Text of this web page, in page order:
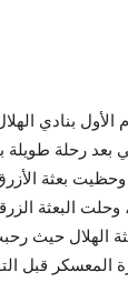
بنادي
بعد رحلة
وحظيت بعثة
وحلت البعثة
الهلال حيث
المعسكر